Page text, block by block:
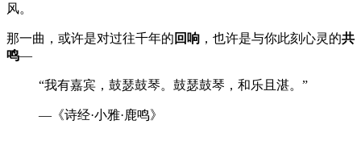
风。
那一曲，或许是对过往千年的 回响 ，也许是与你此刻心灵的共
鸣—
“我有嘉宾，鼓瑟鼓琴。鼓瑟鼓琴，和乐且湛。”
—《诗经·小雅·鹿鸣》